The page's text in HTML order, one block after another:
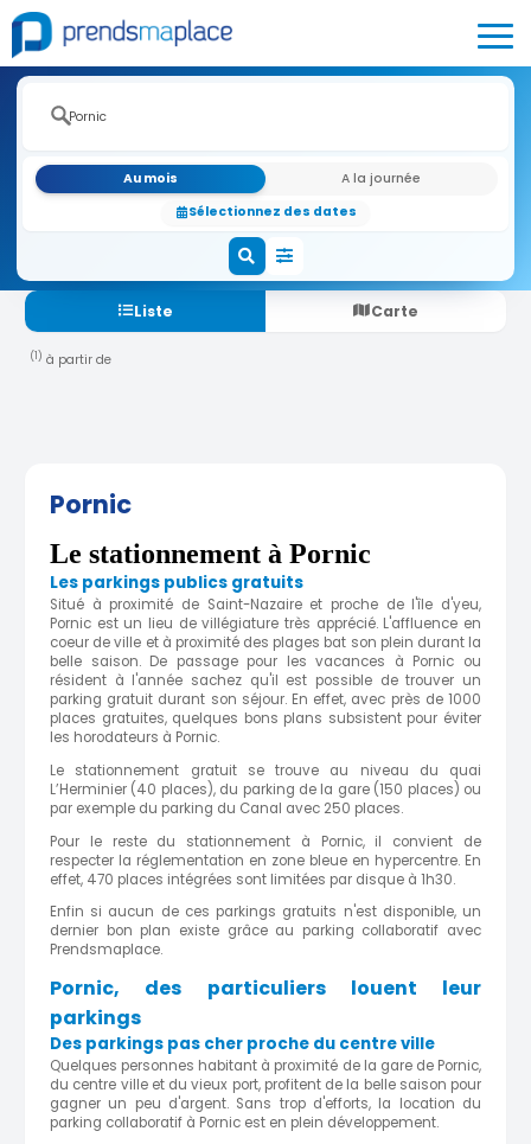
Au mois
A la journée
Sélectionnez des dates
Liste Carte
(1) à partir de
Pornic
Le stationnement à Pornic
Les parkings publics gratuits
Situé à proximité de Saint-Nazaire et proche de l'île d'yeu,
Pornic est un lieu de villégiature très apprécié. L'affluence en
coeur de ville et à proximité des plages bat son plein durant la
belle saison. De passage pour les vacances à Pornic ou
résident à l'année sachez qu'il est possible de trouver un
parking gratuit durant son séjour. En effet, avec près de 1000
places gratuites, quelques bons plans subsistent pour éviter
les horodateurs à Pornic.
Le stationnement gratuit se trouve au niveau du quai
L’Herminier (40 places), du parking de la gare (150 places) ou
par exemple du parking du Canal avec 250 places.
Pour le reste du stationnement à Pornic, il convient de
respecter la réglementation en zone bleue en hypercentre. En
effet, 470 places intégrées sont limitées par disque à 1h30.
Enfin si aucun de ces parkings gratuits n'est disponible, un
dernier bon plan existe grâce au parking collaboratif avec
Prendsmaplace.
Pornic, des particuliers louent leur
parkings
Des parkings pas cher proche du centre ville
Quelques personnes habitant à proximité de la gare de Pornic,
du centre ville et du vieux port, profitent de la belle saison pour
gagner un peu d'argent. Sans trop d'efforts, la location du
parking collaboratif à Pornic est en plein développement.